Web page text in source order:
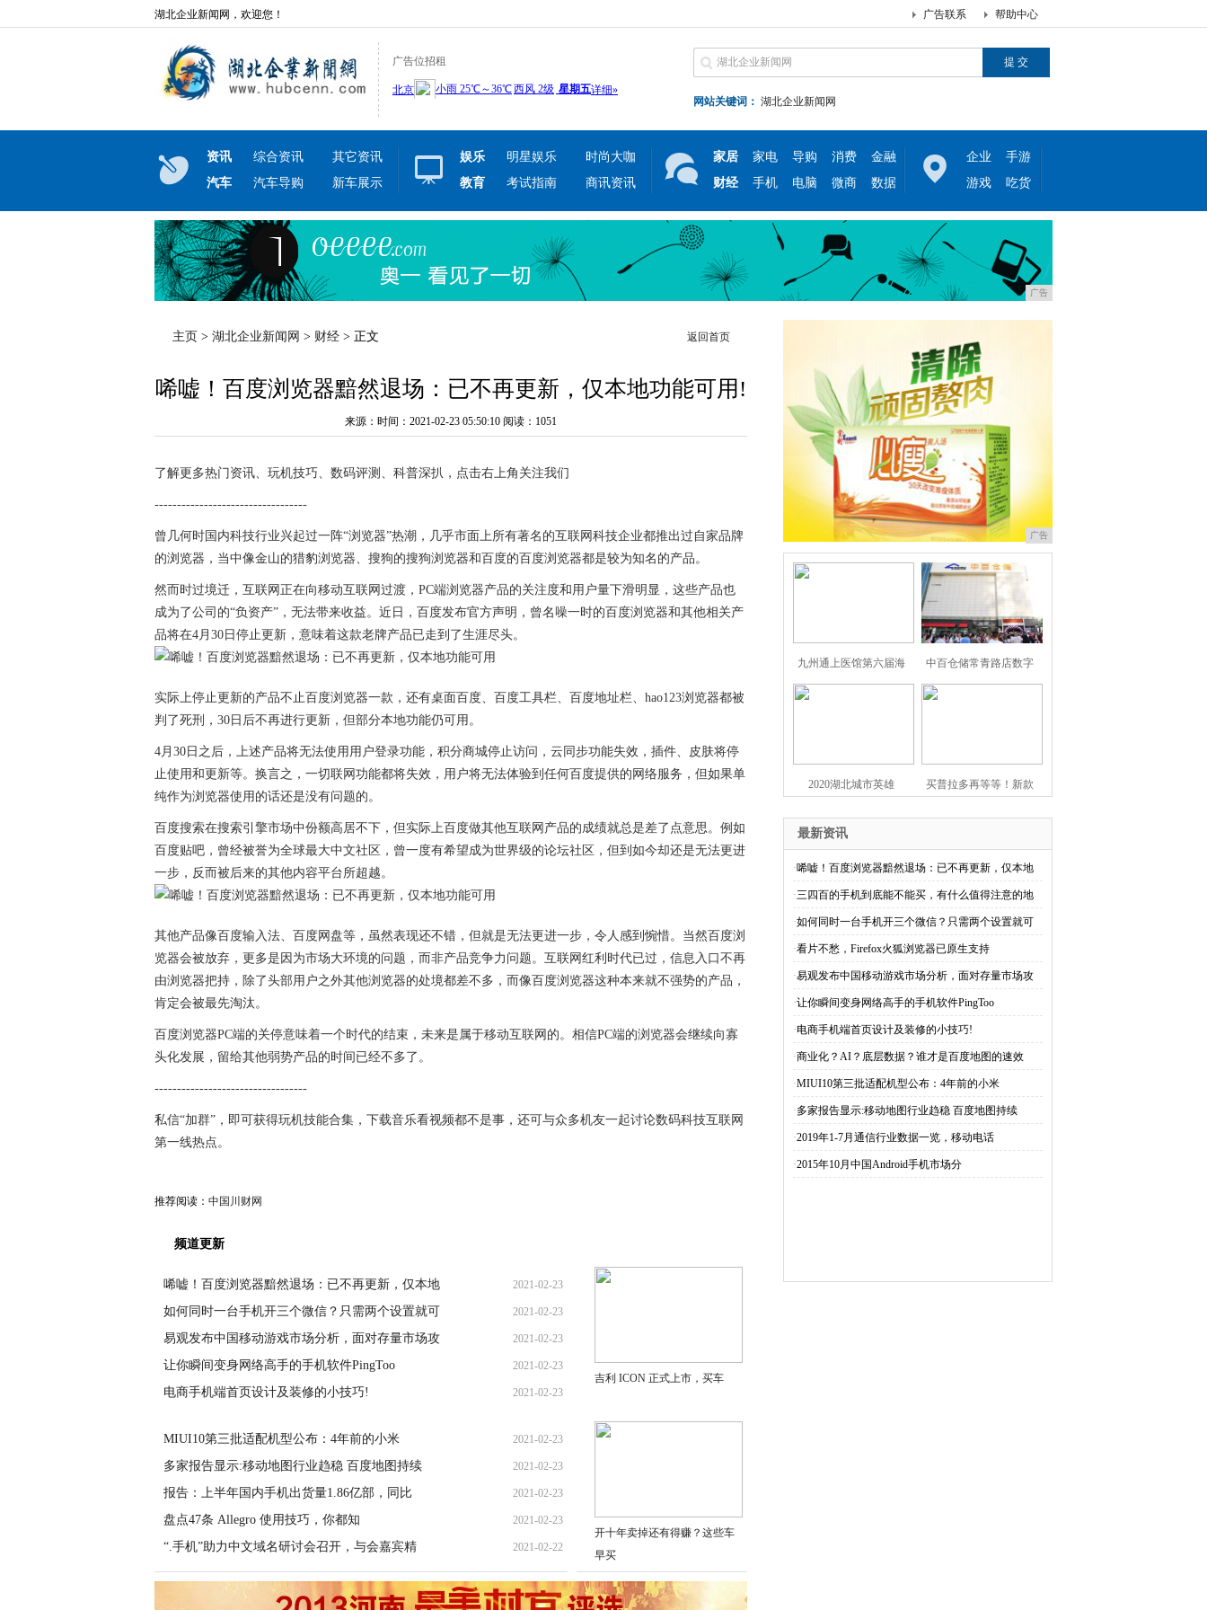
湖北企业新闻网，欢迎您！ 帮助中心
广告联系
广告位招租
网站关键词： 湖北企业新闻网
资讯 综合资讯
其它资讯
汽车
汽车导购 新车展示
娱乐 明星娱乐
时尚大咖
教育
考试指南 商讯资讯
家居 家电 导购 消费
金融
财经
手机 电脑 微商 数据
企业
手游
游戏
吃货
广告
主页 > 湖北企业新闻网 > 财经 > 正文 返回首页
唏嘘！百度浏览器黯然退场：已不再更新，仅本地功能可用!
来源：时间：2021-02-23 05:50:10 阅读：1051
了解更多热门资讯、玩机技巧、数码评测、科普深扒，点击右上角关注我们
----------------------------------
曾几何时国内科技行业兴起过一阵“浏览器”热潮，几乎市面上所有著名的互联网科技企业都推出过自家品牌
的浏览器，当中像金山的猎豹浏览器、搜狗的搜狗浏览器和百度的百度浏览器都是较为知名的产品。
然而时过境迁，互联网正在向移动互联网过渡，PC端浏览器产品的关注度和用户量下滑明显，这些产品也
成为了公司的“负资产”，无法带来收益。近日，百度发布官方声明，曾名噪一时的百度浏览器和其他相关产
品将在4月30日停止更新，意味着这款老牌产品已走到了生涯尽头。
实际上停止更新的产品不止百度浏览器一款，还有桌面百度、百度工具栏、百度地址栏、hao123浏览器都被
判了死刑，30日后不再进行更新，但部分本地功能仍可用。
4月30日之后，上述产品将无法使用用户登录功能，积分商城停止访问，云同步功能失效，插件、皮肤将停
止使用和更新等。换言之，一切联网功能都将失效，用户将无法体验到任何百度提供的网络服务，但如果单
纯作为浏览器使用的话还是没有问题的。
百度搜索在搜索引擎市场中份额高居不下，但实际上百度做其他互联网产品的成绩就总是差了点意思。例如
百度贴吧，曾经被誉为全球最大中文社区，曾一度有希望成为世界级的论坛社区，但到如今却还是无法更进
一步，反而被后来的其他内容平台所超越。
其他产品像百度输入法、百度网盘等，虽然表现还不错，但就是无法更进一步，令人感到惋惜。当然百度浏
览器会被放弃，更多是因为市场大环境的问题，而非产品竞争力问题。互联网红利时代已过，信息入口不再
由浏览器把持，除了头部用户之外其他浏览器的处境都差不多，而像百度浏览器这种本来就不强势的产品，
肯定会被最先淘汰。
百度浏览器PC端的关停意味着一个时代的结束，未来是属于移动互联网的。相信PC端的浏览器会继续向寡
头化发展，留给其他弱势产品的时间已经不多了。
----------------------------------
私信“加群”，即可获得玩机技能合集，下载音乐看视频都不是事，还可与众多机友一起讨论数码科技互联网
第一线热点。
推荐阅读： 中国川财网
频道更新
唏嘘！百度浏览器黯然退场：已不再更新，仅本地 2021-02-23
如何同时一台手机开三个微信？只需两个设置就可 2021-02-23
易观发布中国移动游戏市场分析，面对存量市场攻 2021-02-23
让你瞬间变身网络高手的手机软件PingToo 2021-02-23
电商手机端首页设计及装修的小技巧! 2021-02-23
MIUI10第三批适配机型公布：4年前的小米 2021-02-23
多家报告显示:移动地图行业趋稳 百度地图持续 2021-02-23
报告：上半年国内手机出货量1.86亿部，同比 2021-02-23
盘点47条 Allegro 使用技巧，你都知 2021-02-23
“.手机”助力中文域名研讨会召开，与会嘉宾精 2021-02-22
吉利 ICON 正式上市，买车
开十年卖掉还有得赚？这些车
早买
广告
九州通上医馆第六届海 中百仓储常青路店数字
2020湖北城市英雄 买普拉多再等等！新款
最新资讯
·唏嘘！百度浏览器黯然退场：已不再更新，仅本地
·三四百的手机到底能不能买，有什么值得注意的地
·如何同时一台手机开三个微信？只需两个设置就可
·看片不愁，Firefox火狐浏览器已原生支持
·易观发布中国移动游戏市场分析，面对存量市场攻
·让你瞬间变身网络高手的手机软件PingToo
·电商手机端首页设计及装修的小技巧!
·商业化？AI？底层数据？谁才是百度地图的速效
·MIUI10第三批适配机型公布：4年前的小米
·多家报告显示:移动地图行业趋稳 百度地图持续
·2019年1-7月通信行业数据一览，移动电话
·2015年10月中国Android手机市场分